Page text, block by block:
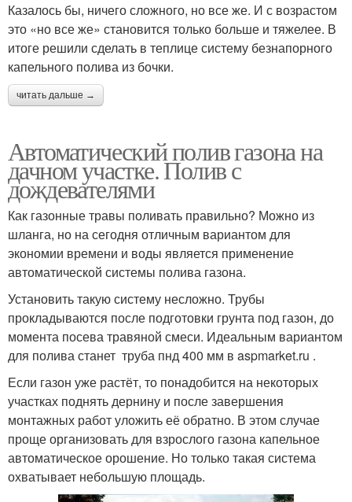
Казалось бы, ничего сложного, но все же. И с возрастом
это «но все же» становится только больше и тяжелее. В
итоге решили сделать в теплице систему безнапорного
капельного полива из бочки.
читать дальше →
Автоматический полив газона на
дачном участке. Полив с
дождевателями
Как газонные травы поливать правильно? Можно из
шланга, но на сегодня отличным вариантом для
экономии времени и воды является применение
автоматической системы полива газона.
Установить такую систему несложно. Трубы
прокладываются после подготовки грунта под газон, до
момента посева травяной смеси. Идеальным вариантом
для полива станет труба пнд 400 мм в aspmarket.ru .
Если газон уже растёт, то понадобится на некоторых
участках поднять дернину и после завершения
монтажных работ уложить её обратно. В этом случае
проще организовать для взрослого газона капельное
автоматическое орошение. Но только такая система
охватывает небольшую площадь.